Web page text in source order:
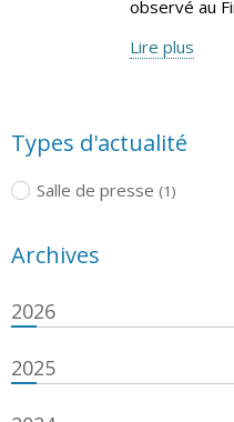
observé au
Lire plus
Types d'actualité
Salle de presse (1)
Archives
2026
2025